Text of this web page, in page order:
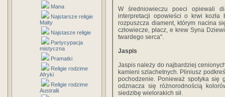
Mana
Najstarsze religie
Malty
Najstasze religie
Partycypacja
mistyczna
Pramatki
Religie rodzime
Afryki
Religie rodzime
Australii
W średniowieczu poeci opiewali
interpretacji opowieści o krwi kozła
rozpuszcza diament, którym nacina
człowiecze, płacz, e krew Syna
twardego serca".
Jaspis
Jaspis należy do najbardziej
kamieni szlachetnych. Pliniusz
pochodzenie. Ponieważ spotyka się
odznacza się różnorodnością
siedzibę wielorakich sił.